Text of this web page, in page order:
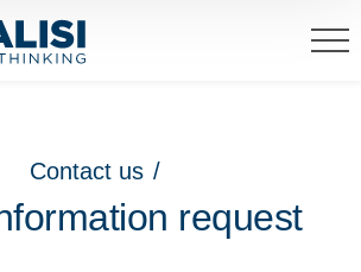
Spa
Contact us /
request